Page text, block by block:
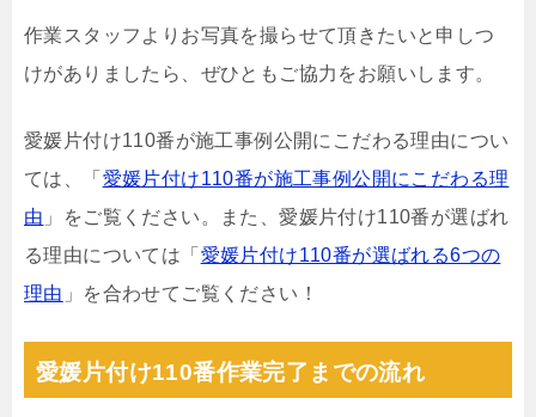
作業スタッフよりお写真を撮らせて頂きたいと申しつ
けがありましたら、ぜひともご協力をお願いします。
愛媛片付け110番が施工事例公開にこだわる理由につい
ては、「 愛媛片付け110番が施工事例公開にこだわる理
由 」をご覧ください。また、愛媛片付け110番が選ばれ
る理由については「 愛媛片付け110番が選ばれる6つの
理由 」を合わせてご覧ください！
愛媛片付け110番作業完了までの流れ